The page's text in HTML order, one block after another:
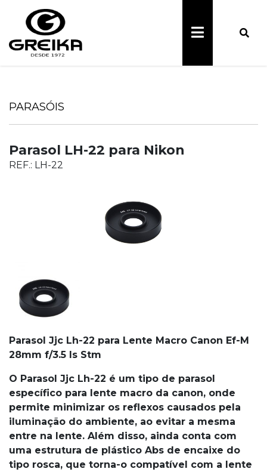
PARASÓIS
Parasol LH-22 para Nikon
REF.: LH-22
Parasol Jjc Lh-22 para Lente Macro Canon Ef-M
28mm f/3.5 Is Stm
O Parasol Jjc Lh-22 é um tipo de parasol
específico para lente macro da canon, onde
permite minimizar os reflexos causados pela
iluminação do ambiente, ao evitar a mesma
entre na lente. Além disso, ainda conta com
uma estrutura de plástico Abs de encaixe do
tipo rosca, que torna-o compatível com a lente